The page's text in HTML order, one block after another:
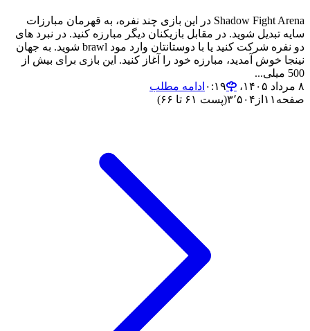
Shadow Fight Arena در این بازی چند نفره، به قهرمان مبارزات
سایه تبدیل شوید. در مقابل بازیکنان دیگر مبارزه کنید. در نبرد های
دو نفره شرکت کنید یا با دوستانتان وارد مود brawl شوید. به جهان
نینجا خوش آمدید، مبارزه خود را آغاز کنید. این بازی برای بیش از
500 میلی...
۸ مرداد ۱۴۰۵،‏ ۰:۱۹
ادامه مطلب
صفحه ۱۱ از ۳٬۵۰۴(پست ۶۱ تا ۶۶)